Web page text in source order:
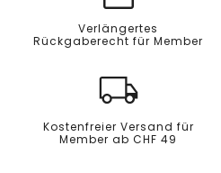
Verlängertes
Rückgaberecht für Member
Kostenfreier Versand für
Member ab CHF 49